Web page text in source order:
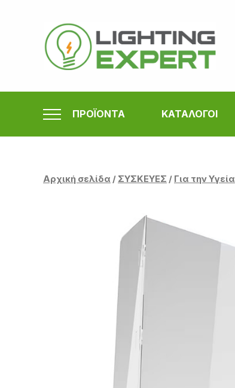
περιεχόμενο
ΠΡΟΪΟΝΤΑ ΚΑΤΑΛΟΓΟΙ
Αρχική σελίδα / ΣΥΣΚΕΥΕΣ / Για την Υγεία